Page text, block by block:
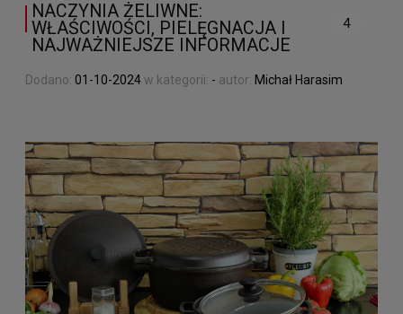
NACZYNIA ŻELIWNE:
WŁAŚCIWOŚCI, PIELĘGNACJA I
NAJWAŻNIEJSZE INFORMACJE
4
Dodano: 01-10-2024 w kategorii: - autor: Michał Harasim